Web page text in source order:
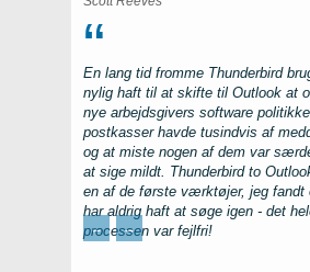
En lang tid fromme Thunderbird
nylig haft til at skifte til Outlook at
nye arbejdsgivers software
postkasser havde tusindvis af
og at miste nogen af dem var
at sige mildt. Thunderbird to
en af ​​de første værktøjer, jeg fandt
har aldrig haft at søge igen - det
processen var fejlfri!
← →